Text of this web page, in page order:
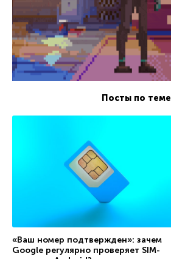
Посты по теме
«Ваш номер подтвержден»: зачем
Google регулярно проверяет SIM-